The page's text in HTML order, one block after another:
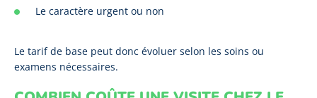
Le caractère urgent ou non
Le tarif de base peut donc évoluer selon les soins ou
examens nécessaires.